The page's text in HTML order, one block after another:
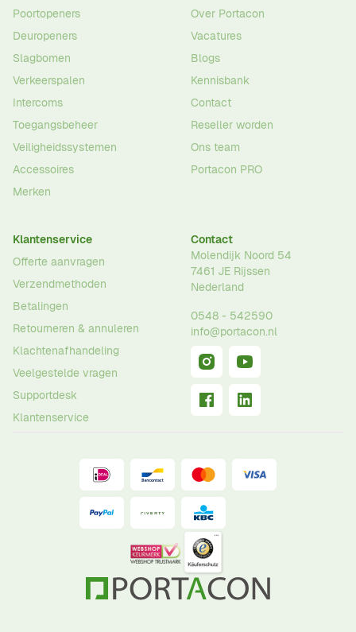
Poortopeners
Deuropeners
Slagbomen
Verkeerspalen
Intercoms
Toegangsbeheer
Veiligheidssystemen
Accessoires
Merken
Over Portacon
Vacatures
Blogs
Kennisbank
Contact
Reseller worden
Ons team
Portacon PRO
Klantenservice
Offerte aanvragen
Verzendmethoden
Betalingen
Retourneren & annuleren
Klachtenafhandeling
Veelgestelde vragen
Supportdesk
Klantenservice
Contact
Molendijk Noord 54
7461 JE Rijssen
Nederland
0548 - 542590
info@portacon.nl